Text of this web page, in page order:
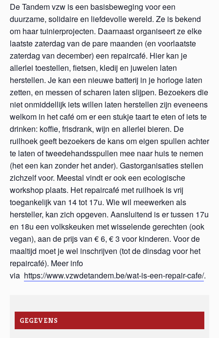
De Tandem vzw is een basisbeweging voor een
duurzame, solidaire en liefdevolle wereld. Ze is bekend
om haar tuinierprojecten. Daarnaast organiseert ze elke
laatste zaterdag van de pare maanden (en voorlaatste
zaterdag van december) een repaircafé. Hier kan je
allerlei toestellen, fietsen, kledij en juwelen laten
herstellen. Je kan een nieuwe batterij in je horloge laten
zetten, en messen of scharen laten slijpen. Bezoekers die
niet onmiddellijk iets willen laten herstellen zijn eveneens
welkom in het café om er een stukje taart te eten of iets te
drinken: koffie, frisdrank, wijn en allerlei bieren. De
ruilhoek geeft bezoekers de kans om eigen spullen achter
te laten of tweedehandsspullen mee naar huis te nemen
(het een kan zonder het ander). Gastorganisaties stellen
zichzelf voor. Meestal vindt er ook een ecologische
workshop plaats. Het repaircafé met ruilhoek is vrij
toegankelijk van 14 tot 17u. Wie wil meewerken als
hersteller, kan zich opgeven. Aansluitend is er tussen 17u
en 18u een volkskeuken met wisselende gerechten (ook
vegan), aan de prijs van € 6, € 3 voor kinderen. Voor de
maaltijd moet je wel inschrijven (tot de dinsdag voor het
repaircafé). Meer info
via https://www.vzwdetandem.be/wat-is-een-repair-cafe/.
GEGEVENS